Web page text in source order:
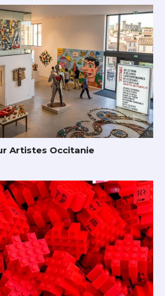
Artistes Occitanie